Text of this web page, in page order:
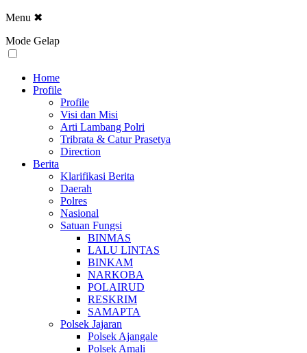
Menu ✖
Mode Gelap
Home
Profile
Profile
Visi dan Misi
Arti Lambang Polri
Tribrata & Catur Prasetya
Direction
Berita
Klarifikasi Berita
Daerah
Polres
Nasional
Satuan Fungsi
BINMAS
LALU LINTAS
BINKAM
NARKOBA
POLAIRUD
RESKRIM
SAMAPTA
Polsek Jajaran
Polsek Ajangale
Polsek Amali